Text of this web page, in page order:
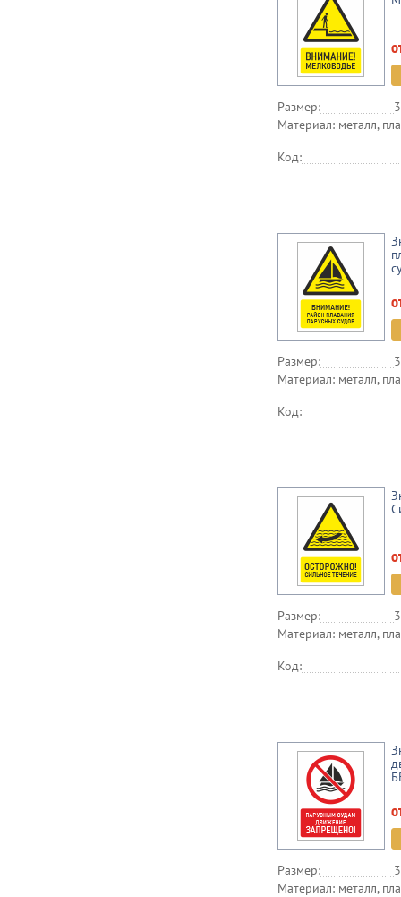
Размер:
Материал: металл,
Код:
Размер:
Материал: металл,
Код:
Размер:
Материал: металл,
Код:
Размер:
Материал: металл,